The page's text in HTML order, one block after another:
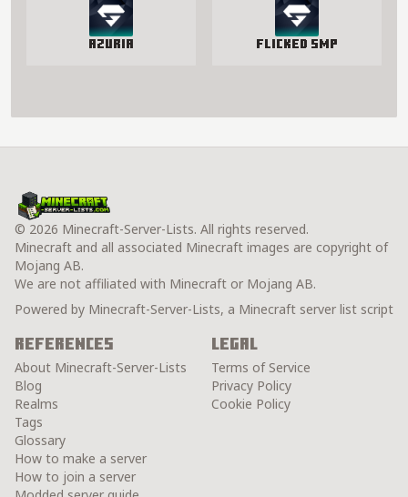
Azuria Flicked SMP
© 2026 Minecraft-Server-Lists. All rights reserved.
Minecraft and all associated Minecraft images are copyright of
Mojang AB.
We are not affiliated with Minecraft or Mojang AB.
Powered by Minecraft-Server-Lists, a Minecraft server list script
References
About Minecraft-Server-Lists
Blog
Realms
Tags
Glossary
How to make a server
How to join a server
Legal
Terms of Service
Privacy Policy
Cookie Policy